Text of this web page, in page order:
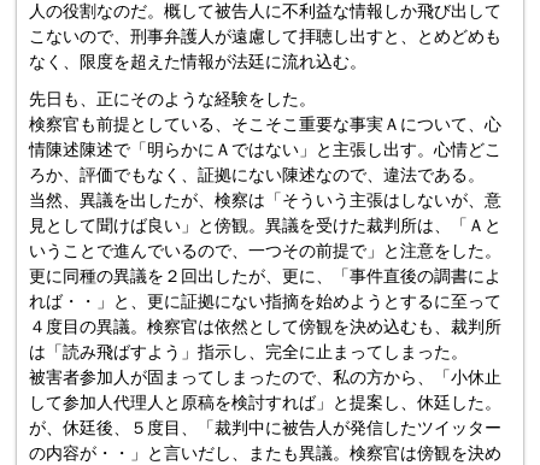
人の役割なのだ。概して被告人に不利益な情報しか飛び出して
こないので、刑事弁護人が遠慮して拝聴し出すと、とめどめも
なく、限度を超えた情報が法廷に流れ込む。
先日も、正にそのような経験をした。
検察官も前提としている、そこそこ重要な事実Ａについて、心
情陳述陳述で「明らかにＡではない」と主張し出す。心情どこ
ろか、評価でもなく、証拠にない陳述なので、違法である。
当然、異議を出したが、検察は「そういう主張はしないが、意
見として聞けば良い」と傍観。異議を受けた裁判所は、「Ａと
いうことで進んでいるので、一つその前提で」と注意をした。
更に同種の異議を２回出したが、更に、「事件直後の調書によ
れば・・」と、更に証拠にない指摘を始めようとするに至って
４度目の異議。検察官は依然として傍観を決め込むも、裁判所
は「読み飛ばすよう」指示し、完全に止まってしまった。
被害者参加人が固まってしまったので、私の方から、「小休止
して参加人代理人と原稿を検討すれば」と提案し、休廷した。
が、休廷後、５度目、「裁判中に被告人が発信したツイッター
の内容が・・」と言いだし、またも異議。検察官は傍観を決め